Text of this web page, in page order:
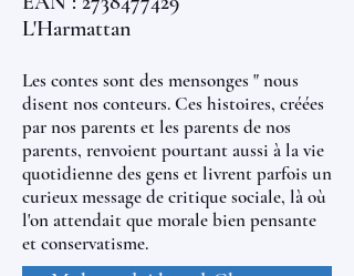
L'Harmattan
Les contes sont des mensonges " nous
disent nos conteurs. Ces histoires, créées
par nos parents et les parents de nos
parents, renvoient pourtant aussi à la vie
quotidienne des gens et livrent parfois un
curieux message de critique sociale, là où
l'on attendait que morale bien pensante
et conservatisme.